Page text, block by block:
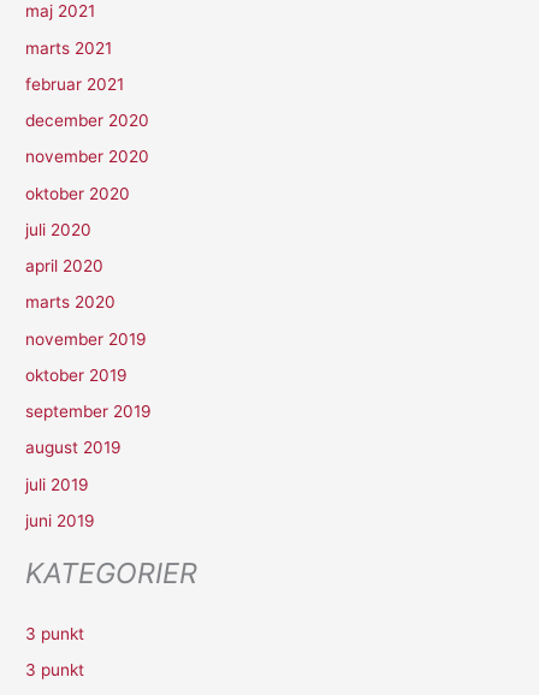
maj 2021
marts 2021
februar 2021
december 2020
november 2020
oktober 2020
juli 2020
april 2020
marts 2020
november 2019
oktober 2019
september 2019
august 2019
juli 2019
juni 2019
KATEGORIER
3 punkt
3 punkt